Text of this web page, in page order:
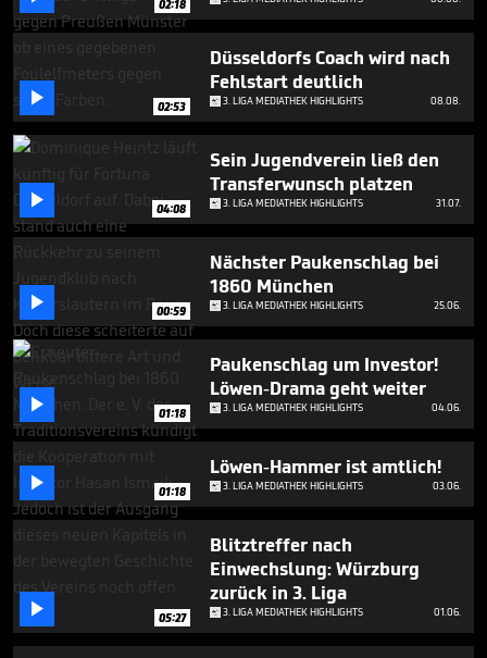
minutes,
18
02:18
 02:53
Düsseldorfs Coach wird nach
Fehlstart deutlich
3. LIGA MEDIATHEK HIGHLIGHTS 08.08.
 04:08
Sein Jugendverein ließ den
Transferwunsch platzen
3. LIGA MEDIATHEK HIGHLIGHTS 31.07.
 00:59
Nächster Paukenschlag bei
1860 München
3. LIGA MEDIATHEK HIGHLIGHTS 25.06.
 01:18
Paukenschlag um Investor!
Löwen-Drama geht weiter
3. LIGA MEDIATHEK HIGHLIGHTS 04.06.
 01:18
Löwen-Hammer ist amtlich!
3. LIGA MEDIATHEK HIGHLIGHTS 03.06.
 05:27
Blitztreffer nach
Einwechslung: Würzburg
zurück in 3. Liga
3. LIGA MEDIATHEK HIGHLIGHTS 01.06.